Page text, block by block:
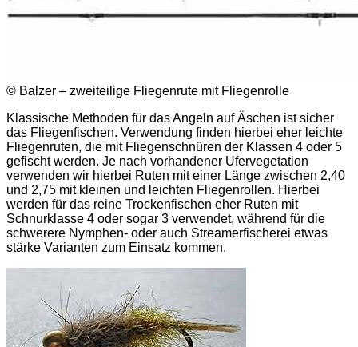
© Balzer – zweiteilige Fliegenrute mit Fliegenrolle
Klassische Methoden für das Angeln auf Äschen ist sicher
das Fliegenfischen. Verwendung finden hierbei eher leichte
Fliegenruten, die mit Fliegenschnüren der Klassen 4 oder 5
gefischt werden. Je nach vorhandener Ufervegetation
verwenden wir hierbei Ruten mit einer Länge zwischen 2,40
und 2,75 mit kleinen und leichten Fliegenrollen. Hierbei
werden für das reine Trockenfischen eher Ruten mit
Schnurklasse 4 oder sogar 3 verwendet, während für die
schwerere Nymphen- oder auch Streamerfischerei etwas
stärke Varianten zum Einsatz kommen.